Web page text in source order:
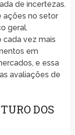
de incertezas.
ações no setor
geral.
vez mais
em
e essa
avaliações de
DOS